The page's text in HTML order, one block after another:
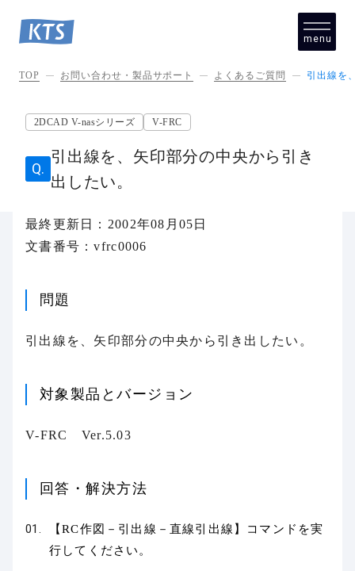
menu
close
TOP お問い合わせ・製品サポート よくあるご質問 引出線を
2DCAD V-nasシリーズ V-FRC
引出線を、矢印部分の中央から引き
出したい。
最終更新日：2002年08月05日
文書番号：vfrc0006
問題
引出線を、矢印部分の中央から引き出したい。
対象製品とバージョン
V-FRC Ver.5.03
回答・解決方法
【RC作図－引出線－直線引出線】コマンドを実
行してください。